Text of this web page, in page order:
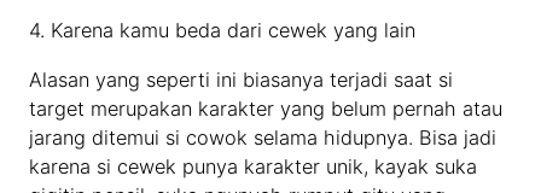
4. Karena kamu beda dari cewek yang lain
Alasan yang seperti ini biasanya terjadi saat si
target merupakan karakter yang belum pernah atau
jarang ditemui si cowok selama hidupnya. Bisa jadi
karena si cewek punya karakter unik, kayak suka